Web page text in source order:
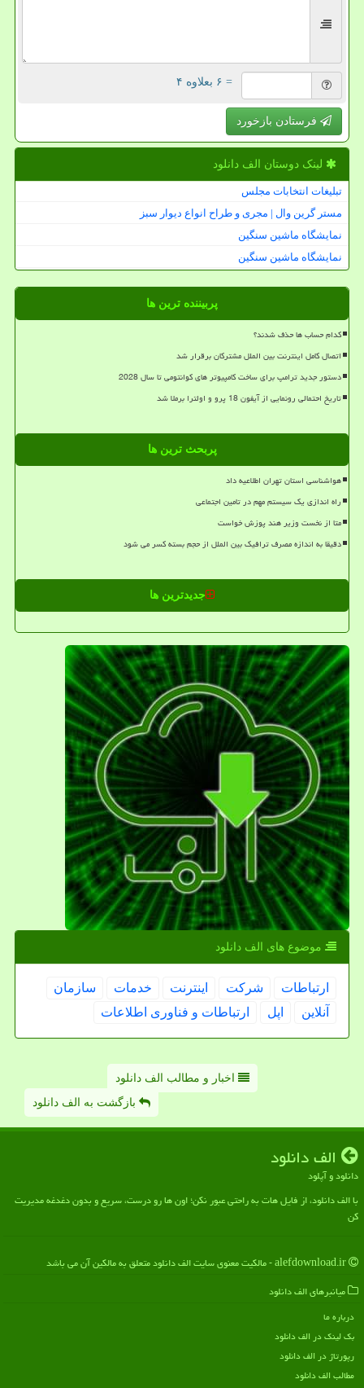
= ۶ بعلاوه ۴
فرستادن بازخورد
لینک دوستان الف دانلود
تبلیغات انتخابات مجلس
مستر گرین وال | مجری و طراح انواع دیوار سبز
نمایشگاه ماشین سنگین
نمایشگاه ماشین سنگین
پربیننده ترین ها
کدام حساب ها حذف شدند؟
اتصال کامل اینترنت بین الملل مشترکان برقرار شد
دستور جدید ترامپ برای ساخت کامپیوتر های کوانتومی تا سال 2028
تاریخ احتمالی رونمایی از آیفون 18 پرو و اولترا برملا شد
پربحث ترین ها
هواشناسی استان تهران اطلاعیه داد
راه اندازی یک سیستم مهم در تامین اجتماعی
متا از نخست وزیر هند پوزش خواست
دقیقا به اندازه مصرف ترافیک بین الملل از حجم بسته کسر می شود
جدیدترین ها
موضوع های الف دانلود
ارتباطات شركت اینترنت خدمات
سازمان
آنلاین
اپل ارتباطات و فناوری اطلاعات
اخبار و مطالب الف دانلود
بازگشت به الف دانلود
الف دانلود
دانلود و آپلود
با الف دانلود، از فایل هات به راحتی عبور نکن؛ اون ها رو درست، سریع و بدون دغدغه مدیریت
کن
میانبرهای الف دانلود
درباره ما
بک لینک در الف دانلود
رپورتاژ در الف دانلود
مطالب الف دانلود